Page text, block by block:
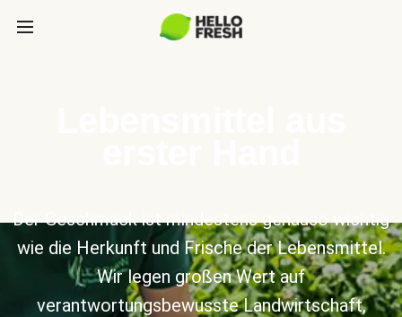
Der Geschmack ist mindestens genauso wichtig
wie die Herkunft und Frische der Lebensmittel.
Wir legen großen Wert auf
verantwortungsbewusste Landwirtschaft,